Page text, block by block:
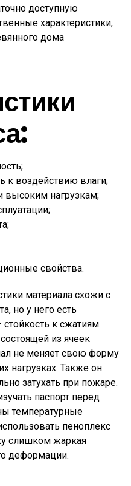
доступную
характеристики,
дома
к воздействию влаги;
высоким нагрузкам;
свойства.
материала схожи с
но у него есть
к сжатиям.
из ячеек
не меняет свою форму
нагрузках. Также он
затухать при пожаре.
паспорт перед
температурные
пеноплекс
слишком жаркая
деформации.